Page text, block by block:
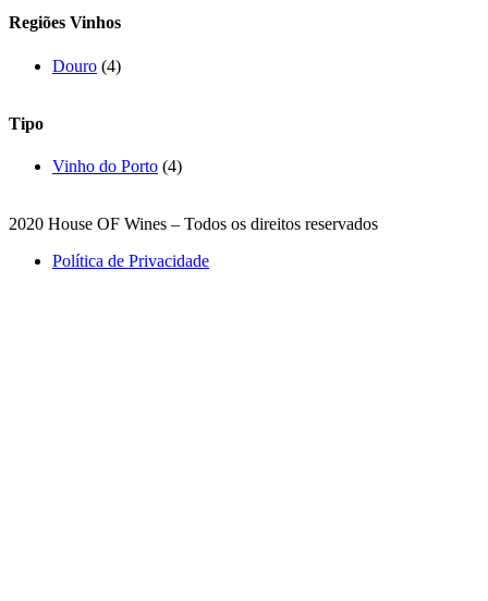
Regiões Vinhos
Douro (4)
Tipo
Vinho do Porto (4)
2020 House OF Wines – Todos os direitos reservados
Política de Privacidade